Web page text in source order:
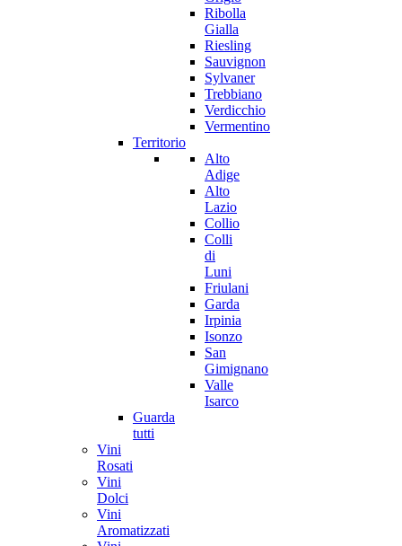
Ribolla
Gialla
Riesling
Sauvignon
Sylvaner
Trebbiano
Verdicchio
Vermentino
Territorio
Alto
Adige
Alto
Lazio
Collio
Colli
di
Luni
Friulani
Garda
Irpinia
Isonzo
San
Gimignano
Valle
Isarco
Guarda
tutti
Vini
Rosati
Vini
Dolci
Vini
Aromatizzati